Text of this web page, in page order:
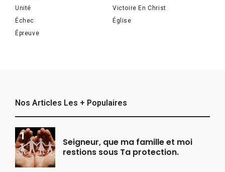
Unité
Victoire En Christ
Échec
Église
Épreuve
Nos Articles Les + Populaires
Seigneur, que ma famille et moi
restions sous Ta protection.